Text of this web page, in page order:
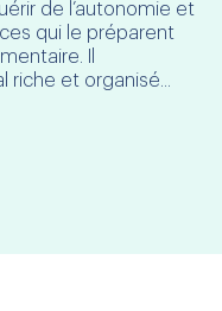
de l’autonomie et
qui le préparent
Il
et organisé...